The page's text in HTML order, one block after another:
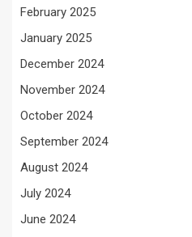
February 2025
January 2025
December 2024
November 2024
October 2024
September 2024
August 2024
July 2024
June 2024